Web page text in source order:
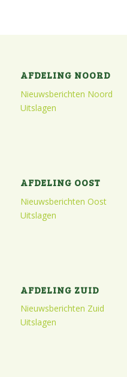
AFDELING NOORD
Nieuwsberichten Noord
Uitslagen
AFDELING OOST
Nieuwsberichten Oost
Uitslagen
AFDELING ZUID
Nieuwsberichten Zuid
Uitslagen